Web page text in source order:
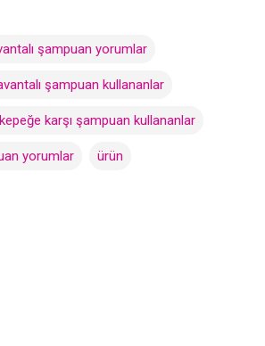
şampuan yorumlar
şampuan kullananlar
karşı şampuan kullananlar
yorumlar ürün